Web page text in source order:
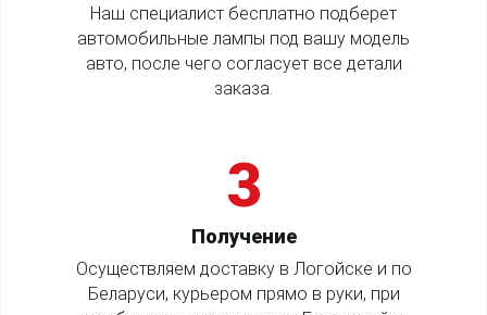
Наш специалист бесплатно подберет
автомобильные лампы под вашу модель
авто, после чего согласует все детали
заказа.
3
Получение
Осуществляем доставку в Логойске и по
Беларуси, курьером прямо в руки, при